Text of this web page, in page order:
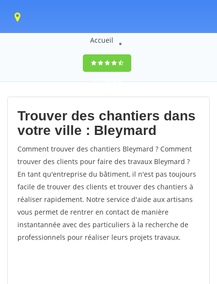
Accueil
9,5(100%)0
votes
Trouver des chantiers dans
votre ville : Bleymard
Comment trouver des chantiers Bleymard ? Comment
trouver des clients pour faire des travaux Bleymard ?
En tant qu'entreprise du bâtiment, il n'est pas toujours
facile de trouver des clients et trouver des chantiers à
réaliser rapidement. Notre service d'aide aux artisans
vous permet de rentrer en contact de manière
instantannée avec des particuliers à la recherche de
professionnels pour réaliser leurs projets travaux.